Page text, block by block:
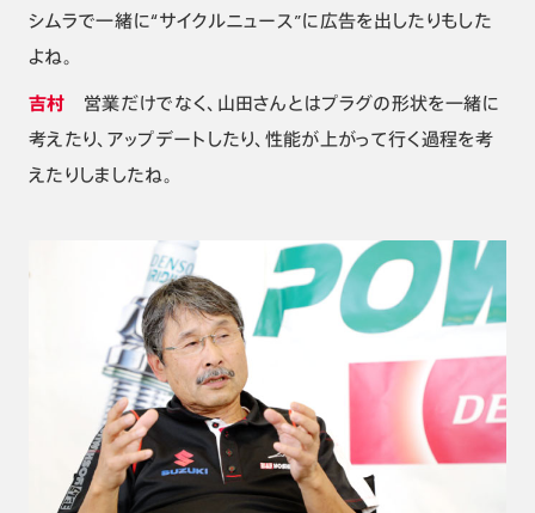
シムラで一緒に“サイクルニュース”に広告を出したりもした
よね。
吉村 営業だけでなく、山田さんとはプラグの形状を一緒に
考えたり、アップデートしたり、性能が上がって行く過程を考
えたりしましたね。